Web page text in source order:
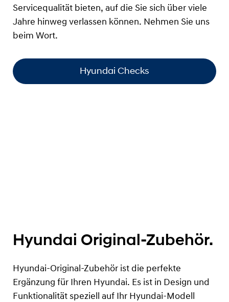
Servicequalität bieten, auf die Sie sich über viele
Jahre hinweg verlassen können. Nehmen Sie uns
beim Wort.
Hyundai Checks
Hyundai Original-Zubehör.
Hyundai-Original-Zubehör ist die perfekte
Ergänzung für Ihren Hyundai. Es ist in Design und
Funktionalität speziell auf Ihr Hyundai-Modell